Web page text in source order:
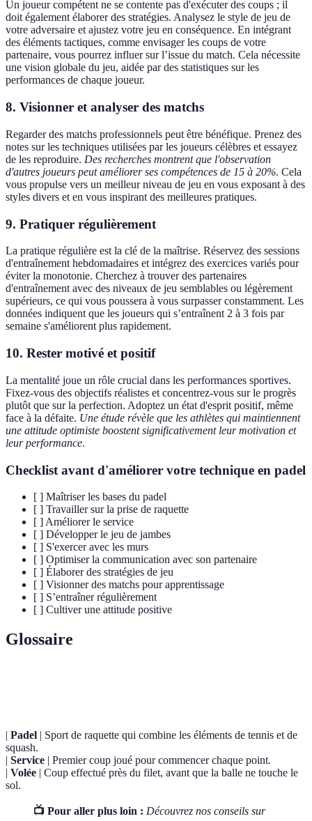
Un joueur compétent ne se contente pas d'exécuter des coups ; il
doit également élaborer des stratégies. Analysez le style de jeu de
votre adversaire et ajustez votre jeu en conséquence. En intégrant
des éléments tactiques, comme envisager les coups de votre
partenaire, vous pourrez influer sur l’issue du match. Cela nécessite
une vision globale du jeu, aidée par des statistiques sur les
performances de chaque joueur.
8. Visionner et analyser des matchs
Regarder des matchs professionnels peut être bénéfique. Prenez des
notes sur les techniques utilisées par les joueurs célèbres et essayez
de les reproduire. Des recherches montrent que l'observation
d'autres joueurs peut améliorer ses compétences de 15 à 20%. Cela
vous propulse vers un meilleur niveau de jeu en vous exposant à des
styles divers et en vous inspirant des meilleures pratiques.
9. Pratiquer régulièrement
La pratique régulière est la clé de la maîtrise. Réservez des sessions
d'entraînement hebdomadaires et intégrez des exercices variés pour
éviter la monotonie. Cherchez à trouver des partenaires
d'entraînement avec des niveaux de jeu semblables ou légèrement
supérieurs, ce qui vous poussera à vous surpasser constamment. Les
données indiquent que les joueurs qui s’entraînent 2 à 3 fois par
semaine s'améliorent plus rapidement.
10. Rester motivé et positif
La mentalité joue un rôle crucial dans les performances sportives.
Fixez-vous des objectifs réalistes et concentrez-vous sur le progrès
plutôt que sur la perfection. Adoptez un état d'esprit positif, même
face à la défaite. Une étude révèle que les athlètes qui maintiennent
une attitude optimiste boostent significativement leur motivation et
leur performance.
Checklist avant d'améliorer votre technique en padel
[ ] Maîtriser les bases du padel
[ ] Travailler sur la prise de raquette
[ ] Améliorer le service
[ ] Développer le jeu de jambes
[ ] S'exercer avec les murs
[ ] Optimiser la communication avec son partenaire
[ ] Élaborer des stratégies de jeu
[ ] Visionner des matchs pour apprentissage
[ ] S’entraîner régulièrement
[ ] Cultiver une attitude positive
Glossaire
| Padel | Sport de raquette qui combine les éléments de tennis et de
squash.
| Service | Premier coup joué pour commencer chaque point.
| Volée | Coup effectué près du filet, avant que la balle ne touche le
sol.
📺 Pour aller plus loin : Découvrez nos conseils sur